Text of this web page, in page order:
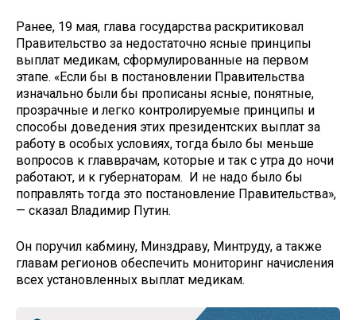
Ранее, 19 мая, глава государства раскритиковал
Правительство за недостаточно ясные принципы
выплат медикам, сформулированные на первом
этапе. «Если бы в постановлении Правительства
изначально были бы прописаны ясные, понятные,
прозрачные и легко контролируемые принципы и
способы доведения этих президентских выплат за
работу в особых условиях, тогда было бы меньше
вопросов к главврачам, которые и так с утра до ночи
работают, и к губернаторам. И не надо было бы
поправлять тогда это постановление Правительства»,
— сказал Владимир Путин.
Он поручил кабмину, Минздраву, Минтруду, а также
главам регионов обеспечить мониторинг начисления
всех установленных выплат медикам.